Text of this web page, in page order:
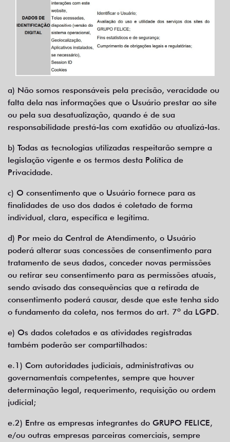
a) Não somos responsáveis pela precisão, veracidade ou
falta dela nas informações que o Usuário prestar ao site
ou pela sua desatualização, quando é de sua
responsabilidade prestá-las com exatidão ou atualizá-las.
b) Todas as tecnologias utilizadas respeitarão sempre a
legislação vigente e os termos desta Política de
Privacidade.
c) O consentimento que o Usuário fornece para as
finalidades de uso dos dados é coletado de forma
individual, clara, específica e legítima.
d) Por meio da Central de Atendimento, o Usuário
poderá alterar suas concessões de consentimento para
tratamento de seus dados, conceder novas permissões
ou retirar seu consentimento para as permissões atuais,
sendo avisado das consequências que a retirada de
consentimento poderá causar, desde que este tenha sido
o fundamento da coleta, nos termos do art. 7º da LGPD.
e) Os dados coletados e as atividades registradas
também poderão ser compartilhados:
e.1) Com autoridades judiciais, administrativas ou
governamentais competentes, sempre que houver
determinação legal, requerimento, requisição ou ordem
judicial;
e.2) Entre as empresas integrantes do GRUPO FELICE,
e/ou outras empresas parceiras comerciais, sempre